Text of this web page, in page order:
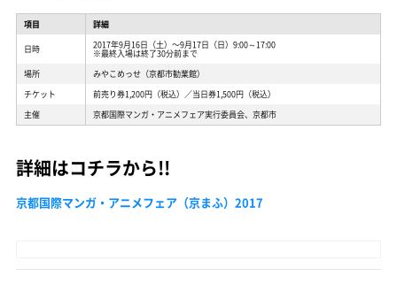
項目 詳細
日時 2017年9月16日（土）〜9月17日（日）9:00～17:00
※最終入場は終了30分前まで
場所
みやこめっせ（京都市勧業館）
チケット
前売り券1,200円（税込）／当日券1,500円（税込）
主催
京都国際マンガ・アニメフェア実行委員会、京都市
詳細はコチラから!!
京都国際マンガ・アニメフェア（京まふ）2017